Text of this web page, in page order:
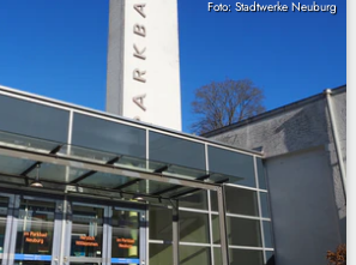
Foto: Stadtwerke Neuburg